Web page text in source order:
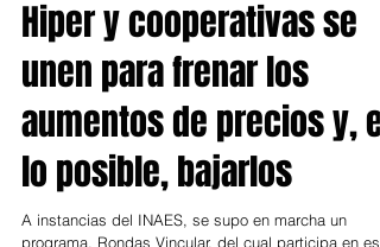
Provincia
Hiper y cooperativas se
unen para frenar los
aumentos de precios y, en
lo posible, bajarlos